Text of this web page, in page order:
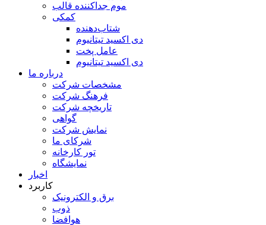
موم جداکننده قالب
کمکی
شتاب‌دهنده
دی اکسید تیتانیوم
عامل پخت
دی اکسید تیتانیوم
درباره ما
مشخصات شرکت
فرهنگ شرکت
تاریخچه شرکت
گواهی
نمایش شرکت
شرکای ما
تور کارخانه
نمایشگاه
اخبار
کاربرد
برق و الکترونیک
ذوب
هوافضا